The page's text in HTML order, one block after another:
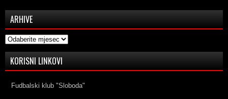
ARHIVE
Arhive
KORISNI LINKOVI
Fudbalski klub "Sloboda"